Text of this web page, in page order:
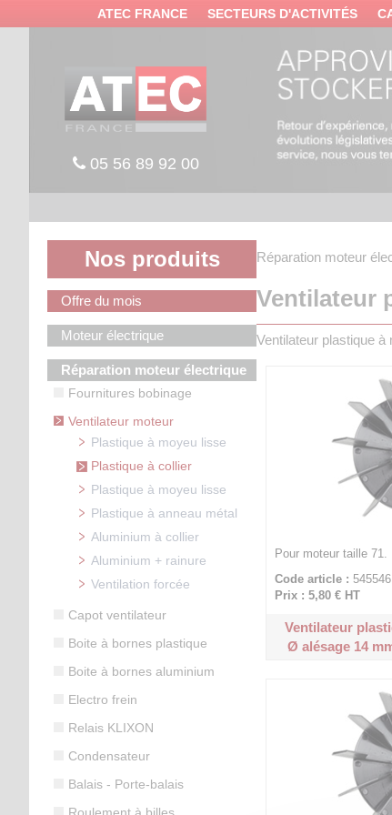
ATEC FRANCE SECTEURS D'ACTIVITÉS
05 56 89 92 00
Nos produits
Offre du mois
Moteur électrique
Réparation moteur électrique
Fournitures bobinage
Ventilateur moteur
Plastique à moyeu lisse
Plastique à collier
Plastique à moyeu lisse
Plastique à anneau métal
Aluminium à collier
Aluminium + rainure
Ventilation forcée
Capot ventilateur
Boite à bornes plastique
Boite à bornes aluminium
Electro frein
Relais KLIXON
Condensateur
Balais - Porte-balais
Réparation moteur
Ventilateur
Ventilateur plastique
Pour moteur taille 71.
Code article : 545546
Prix : 5,80 € HT
Ventilateur
Ø alésage 14
Panneau de gestion des cookies